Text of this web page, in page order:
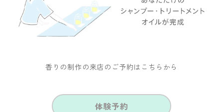
香りの制作の来店のご予約はこちらから
体験予約